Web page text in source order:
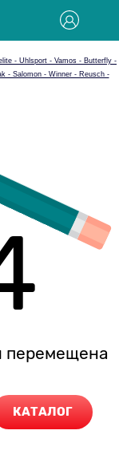
- Uhlsport - Vamos - Butterfly -
- Salomon - Winner - Reusch -
перемещена
КАТАЛОГ